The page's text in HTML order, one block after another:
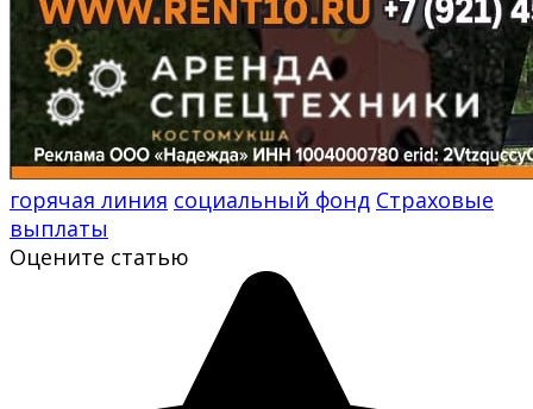
горячая линия социальный фонд Страховые
выплаты
Оцените статью